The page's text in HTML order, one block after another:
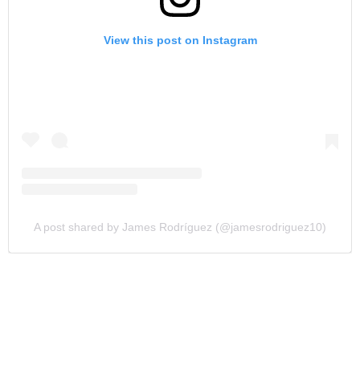
View this post on Instagram
A post shared by James Rodríguez (@jamesrodriguez10)